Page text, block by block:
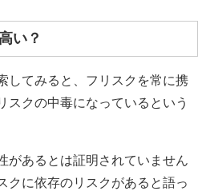
い？
してみると、フリスクを常に携
スクの中毒になっているという
があるとは証明されていません
クに依存のリスクがあると語っ